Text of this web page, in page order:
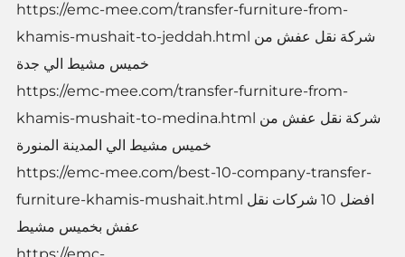
https://emc-mee.com/transfer-furniture-from-
khamis-mushait-to-jeddah.html شركة نقل عفش من
خميس مشيط الي جدة
https://emc-mee.com/transfer-furniture-from-
khamis-mushait-to-medina.html شركة نقل عفش من
خميس مشيط الي المدينة المنورة
https://emc-mee.com/best-10-company-transfer-
furniture-khamis-mushait.html افضل 10 شركات نقل
عفش بخميس مشيط